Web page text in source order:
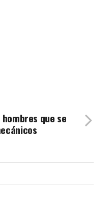
que se